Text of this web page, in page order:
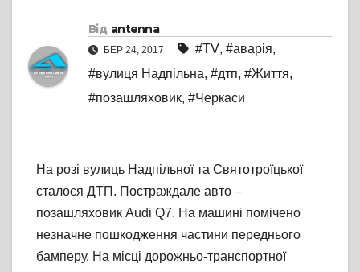
Від antenna
БЕР 24, 2017 #TV, #аварія,
#вулиця Надпільна, #дтп, #Життя,
#позашляховик, #Черкаси
На розі вулиць Надпільної та Святотроїцької
сталося ДТП. Постраждале авто –
позашляховик Audi Q7. На машині помічено
незначне пошкодження частини переднього
бамперу. На місці дорожньо-транспортної